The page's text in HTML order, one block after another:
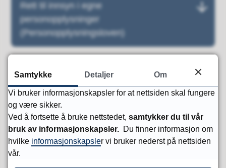
Rett til innsyn i egne
personopplysninger
(Personopplysningsloven)
Lover og forskrifter
Arkivlova
Forvaltningsloven
Forvaltningslovforskriften
Samtykke Detaljer Om
Vi bruker informasjonskapsler for at nettsiden skal fungere
og være sikker.
Ved å fortsette å bruke nettstedet, samtykker du til vår
bruk av informasjonskapsler. Du finner informasjon om
hvilke informasjonskapsler vi bruker nederst på nettsiden
vår.